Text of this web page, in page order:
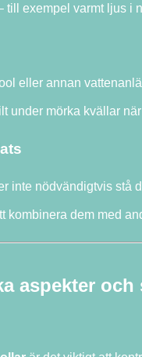
till exempel varmt ljus i
eller annan
under mörka kvällar
inte nödvändigtvis stå
kombinera dem med
aspekter och